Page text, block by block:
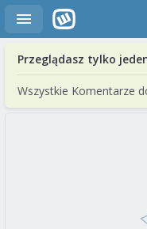
Przeglądasz tylko
Wszystkie Komentarze